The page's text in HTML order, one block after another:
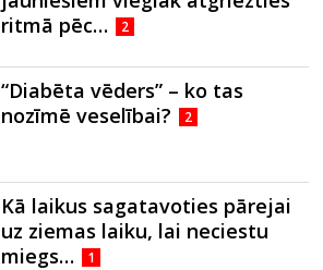
ritmā pēc…
2
“Diabēta vēders” – ko tas
nozīmē veselībai?
2
Kā laikus sagatavoties pārejai
uz ziemas laiku, lai neciestu
miegs…
1